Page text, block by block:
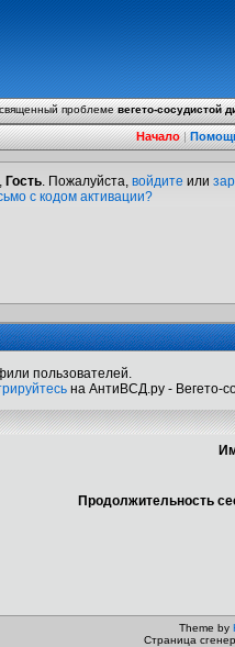
проблемевегето-сосудистой
Начало|
Гость. Пожалуйста, войдите или
с кодом активации?
пользователей.
на АнтиВСД.ру - Вегето-
Продолжительность
Theme by
Страница